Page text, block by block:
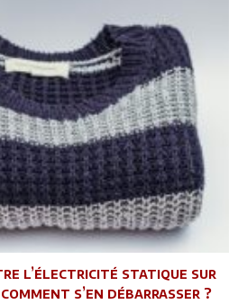
l’électricité statique sur
s’en débarrasser ?